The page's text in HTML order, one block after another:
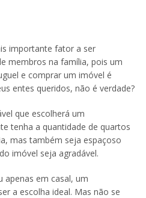
importante fator a ser
membros na família, pois um
e comprar um imóvel é
entes queridos, não é verdade?
que escolherá um
tenha a quantidade de quartos
mas também seja espaçoso
imóvel seja agradável.
apenas em casal, um
a escolha ideal. Mas não se